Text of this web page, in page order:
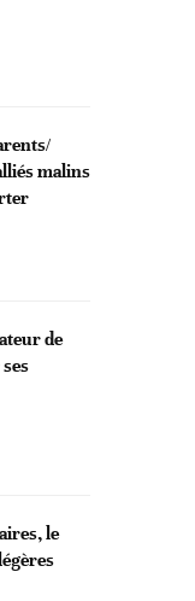
malins
de
le